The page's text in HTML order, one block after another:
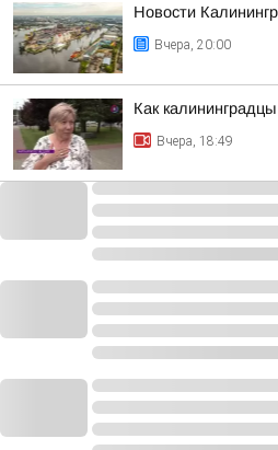
Новости
Вчера, 20:00
Как
Вчера, 18:49